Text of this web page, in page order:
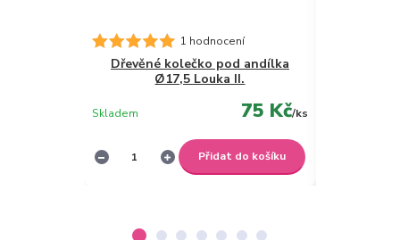
1 hodnocení
Dřevěné kolečko pod andílka
Ø17,5 Louka II.
75 Kč/ks
Skladem
Přidat do košíku